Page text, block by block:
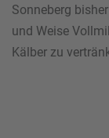
Sonneberg
und Weise
Kälber zu